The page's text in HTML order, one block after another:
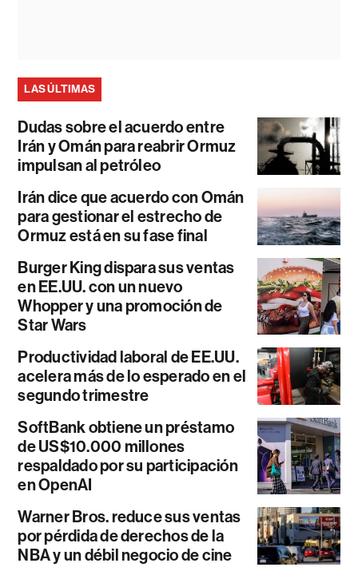
LAS ÚLTIMAS
Dudas sobre el acuerdo entre
Irán y Omán para reabrir Ormuz
impulsan al petróleo
Irán dice que acuerdo con Omán
para gestionar el estrecho de
Ormuz está en su fase final
Burger King dispara sus ventas
en EE.UU. con un nuevo
Whopper y una promoción de
Star Wars
Productividad laboral de EE.UU.
acelera más de lo esperado en el
segundo trimestre
SoftBank obtiene un préstamo
de US$10.000 millones
respaldado por su participación
en OpenAI
Warner Bros. reduce sus ventas
por pérdida de derechos de la
NBA y un débil negocio de cine